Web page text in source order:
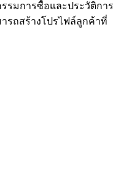
รมการซื้อและประวัติการ
รถสร้างโปรไฟล์ลูกค้าที่